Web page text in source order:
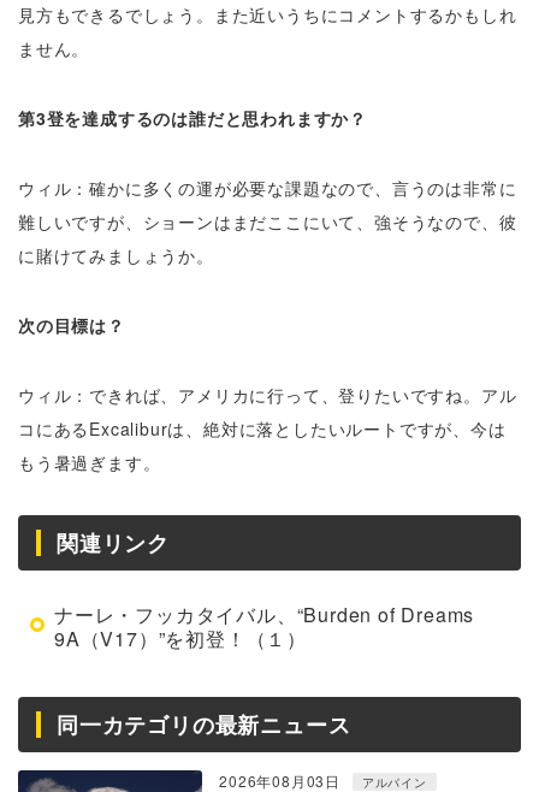
見方もできるでしょう。また近いうちにコメントするかもしれ
ません。
第3登を達成するのは誰だと思われますか？
ウィル：確かに多くの運が必要な課題なので、言うのは非常に
難しいですが、ショーンはまだここにいて、強そうなので、彼
に賭けてみましょうか。
次の目標は？
ウィル：できれば、アメリカに行って、登りたいですね。アル
コにあるExcaliburは、絶対に落としたいルートですが、今は
もう暑過ぎます。
関連リンク
ナーレ・フッカタイバル、“Burden of Dreams
9A（V17）”を初登！（１）
同一カテゴリの最新ニュース
2026年08月03日 アルパイン